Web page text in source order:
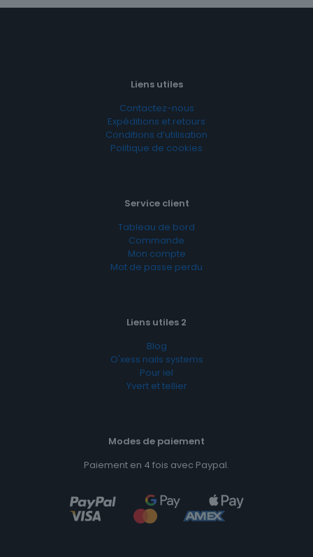
Liens utiles
Contactez-nous
Expéditions et retours
Conditions d’utilisation
Politique de cookies
Service client
Tableau de bord
Commande
Mon compte
Mot de passe perdu
Liens utiles 2
Blog
O'xess nails systems
Pour iel
Yvert et tellier
Modes de paiement
Paiement en 4 fois avec Paypal.